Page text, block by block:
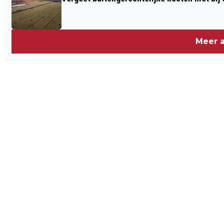
Meer